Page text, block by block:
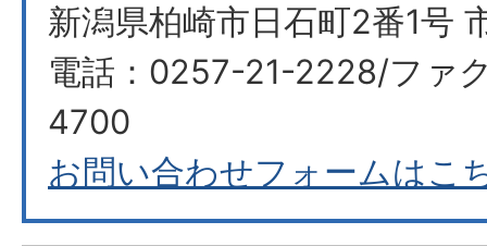
新潟県柏崎市日石町2番1号
電話：0257-21-2228/ファ
4700
お問い合わせフォームはこ